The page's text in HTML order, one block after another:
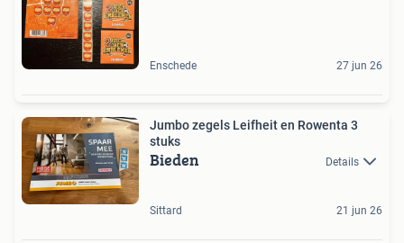
Enschede 27 jun 26
Jumbo zegels Leifheit en Rowenta 3
stuks
Bieden Details
Sittard 21 jun 26